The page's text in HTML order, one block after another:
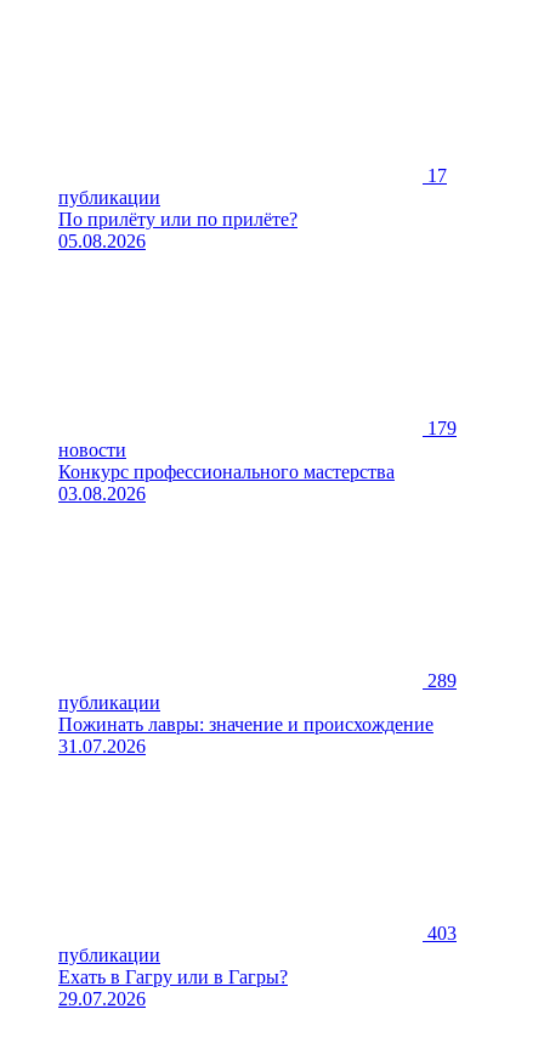
17
публикации
По прилёту или по прилёте?
05.08.2026
179
новости
Конкурс профессионального мастерства
03.08.2026
289
публикации
Пожинать лавры: значение и происхождение
31.07.2026
403
публикации
Ехать в Гагру или в Гагры?
29.07.2026